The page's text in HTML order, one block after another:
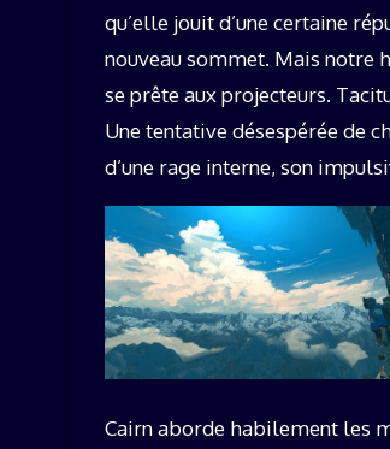
qu’elle jouit d’une certaine
nouveau sommet. Mais notre
se prête aux projecteurs.
Une tentative désespérée de
d’une rage interne, son
Cairn aborde habilement les